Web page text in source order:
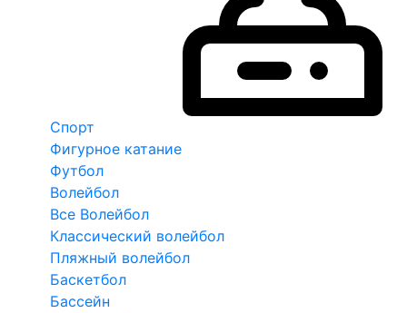
Спорт
Фигурное катание
Футбол
Волейбол
Все Волейбол
Классический волейбол
Пляжный волейбол
Баскетбол
Бассейн